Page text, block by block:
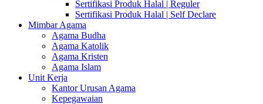
Sertifikasi Produk Halal | Reguler
Sertifikasi Produk Halal | Self Declare
Mimbar Agama
Agama Budha
Agama Katolik
Agama Kristen
Agama Islam
Unit Kerja
Kantor Urusan Agama
Kepegawaian